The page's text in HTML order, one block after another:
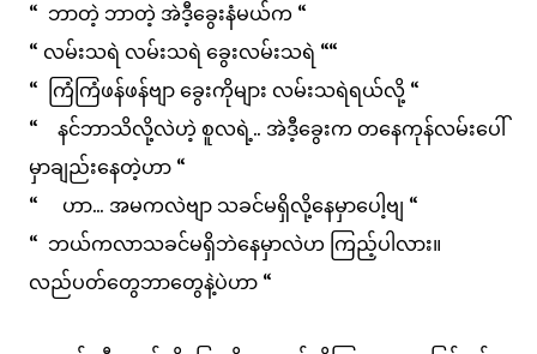
“ ဘာတဲ့ ဘာတဲ့ အဲဒီ့ခွေးနံမယ်က “
“ လမ်းသရဲ လမ်းသရဲ ခွေးလမ်းသရဲ ““
“ ကြံကြံဖန်ဖန်ဗျာ ခွေးကိုများ လမ်းသရဲရယ်လို့ “
“ နင်ဘာသိလို့လဲဟဲ့ စူလရဲ့.. အဲဒီ့ခွေးက တနေကုန်လမ်းပေါ်
မှာချည်းနေတဲ့ဟာ “
“ ဟာ... အမကလဲဗျာ သခင်မရှိလို့နေမှာပေါ့ဗျ “
“ ဘယ်ကလာသခင်မရှိဘဲနေမှာလဲဟ ကြည့်ပါလား။
လည်ပတ်တွေဘာတွေနဲ့ပဲဟာ “